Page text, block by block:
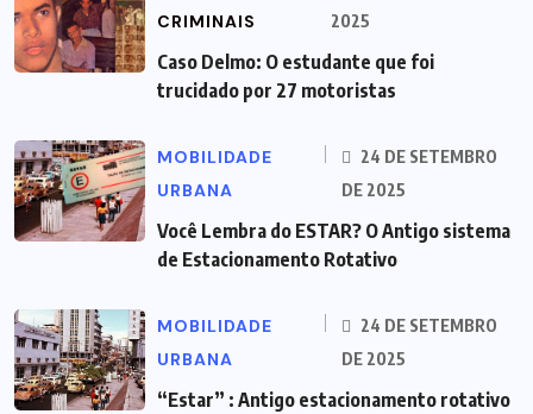
CRIMINAIS
2025
Caso Delmo: O estudante que foi
trucidado por 27 motoristas
MOBILIDADE
URBANA
24 DE SETEMBRO
DE 2025
Você Lembra do ESTAR? O Antigo sistema
de Estacionamento Rotativo
MOBILIDADE
URBANA
24 DE SETEMBRO
DE 2025
“Estar” : Antigo estacionamento rotativo